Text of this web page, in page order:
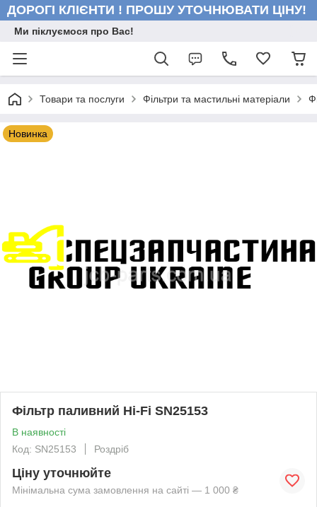
ДОРОГІ КЛІЄНТИ ! ПРОШУ УТОЧНЮВАТИ ЦІНУ!
Ми піклуємося про Вас!
Товари та послуги Фільтри та мастильні матеріали
Новинка
Фільтр паливний Hi-Fi SN25153
В наявності
Код: SN25153
Роздріб
Ціну уточнюйте
Мінімальна сума замовлення на сайті — 1 000 ₴